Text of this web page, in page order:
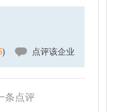
) 点评该企业
条点评